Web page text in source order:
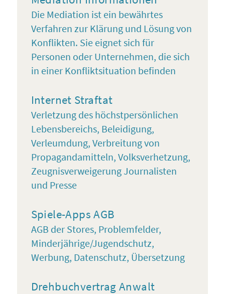
Die Mediation ist ein bewährtes
Verfahren zur Klärung und Lösung von
Konflikten. Sie eignet sich für
Personen oder Unternehmen, die sich
in einer Konfliktsituation befinden
Internet Straftat
Verletzung des höchstpersönlichen
Lebensbereichs, Beleidigung,
Verleumdung, Verbreitung von
Propagandamitteln, Volksverhetzung,
Zeugnisverweigerung Journalisten
und Presse
Spiele-Apps AGB
AGB der Stores, Problemfelder,
Minderjährige/Jugendschutz,
Werbung, Datenschutz, Übersetzung
Drehbuchvertrag Anwalt